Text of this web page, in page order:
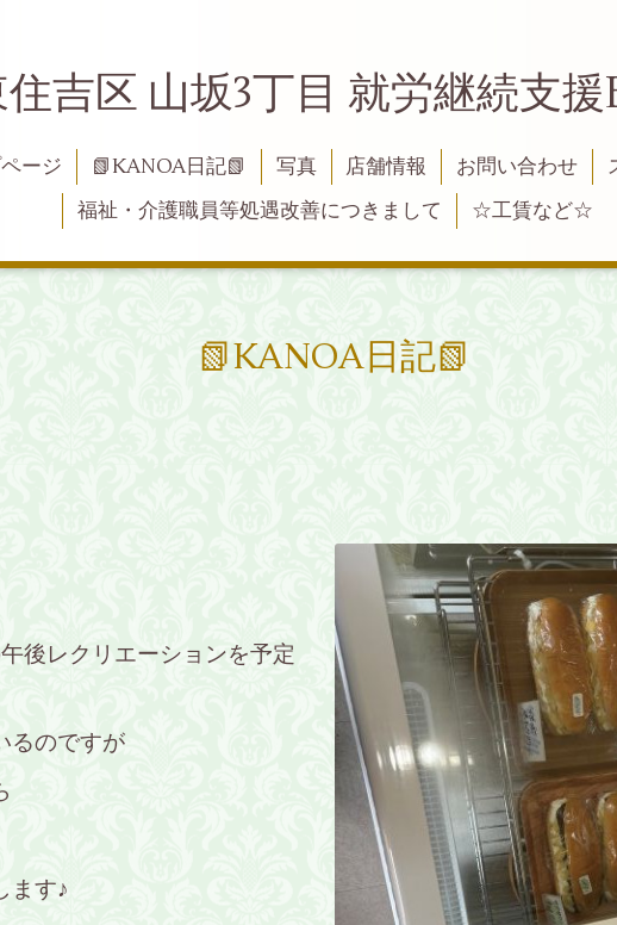
吉区 山坂3丁目 就労継続支
ージ 📗KANOA日記📗 写真 店舗情報 お問い合わせ
福祉・介護職員等処遇改善につきまして
☆工賃など☆
📗KANOA日記📗
後レクリエーションを予定
るのですが
ます♪